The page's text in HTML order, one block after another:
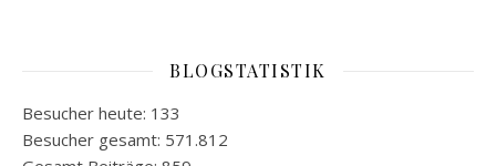
BLOGSTATISTIK
Besucher heute: 133
Besucher gesamt: 571.812